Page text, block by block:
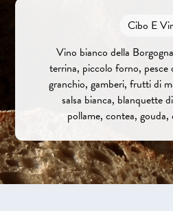
Cibo E
Vino bianco della
terrina, piccolo forno, pesce
granchio, gamberi, frutti di
salsa bianca, blanquette
pollame, contea,